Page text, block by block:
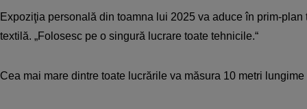
Expoziţia personală din toamna lui 2025 va aduce în prim-
textilă. „Folosesc pe o singură lucrare toate tehnicile.“
Cea mai mare dintre toate lucrările va măsura 10 metri